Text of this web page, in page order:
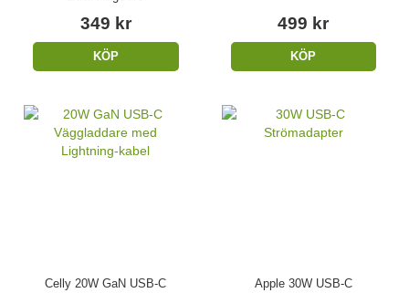
349 kr
KÖP
499 kr
KÖP
Celly 20W GaN USB-C
Apple 30W USB-C